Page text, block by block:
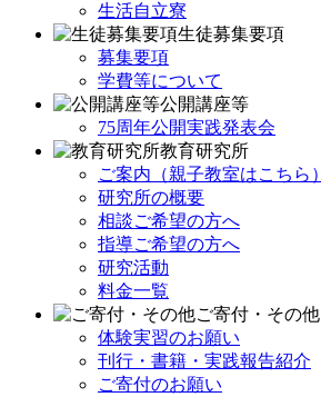
生活自立寮
生徒募集要項
募集要項
学費等について
公開講座等
75周年公開実践発表会
教育研究所
ご案内（親子教室はこちら）
研究所の概要
相談ご希望の方へ
指導ご希望の方へ
研究活動
料金一覧
ご寄付・その他
体験実習のお願い
刊行・書籍・実践報告紹介
ご寄付のお願い